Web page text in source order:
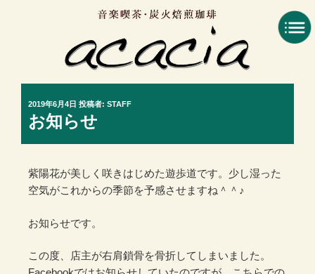
投
稿
日:
2019年6月4日 投稿者: STAFF
お知らせ
紫陽花が美しく咲きはじめた遊歩道です。少し湿った
空気がこれからの季節を予感させますね＾＾♪
お知らせです。
この度、店主が右肩鎖骨を骨折してしまいました。